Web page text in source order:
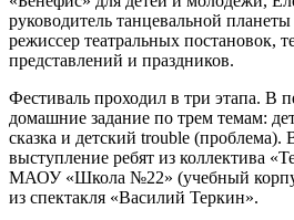
руководитель танцевальной
режиссер театральных постановок,
представлений и праздников.
Фестиваль проходил в три этапа. В
домашние задание по трем темам:
сказка и детский trouble (проблема).
выступление ребят из коллектива
МАОУ «Школа №22» (учебный
из спектакля «Василий Теркин».